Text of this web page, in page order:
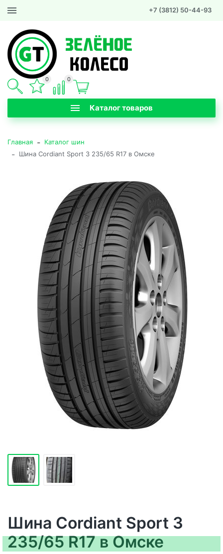
+7 (3812) 50-44-93
Каталог товаров
0 0
Главная - Каталог шин
- Шина Cordiant Sport 3 235/65 R17 в Омске
Шина Cordiant Sport 3
235/65 R17 в Омске